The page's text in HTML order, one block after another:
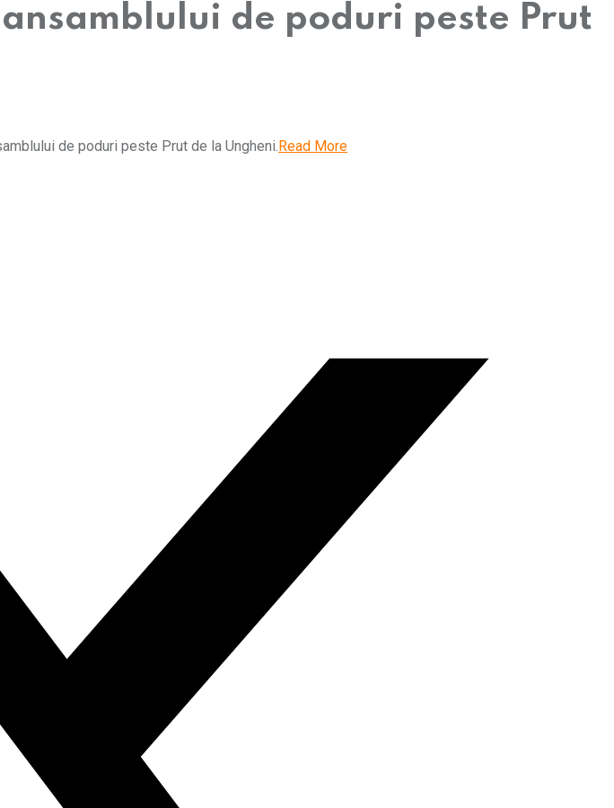
de poduri peste Prut
de poduri peste Prut de la Ungheni. Read More